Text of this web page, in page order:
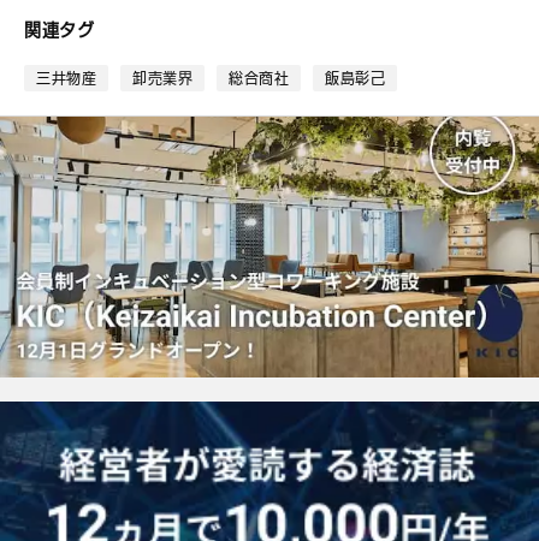
ー
ク
関連タグ
三井物産 卸売業界 総合商社 飯島彰己